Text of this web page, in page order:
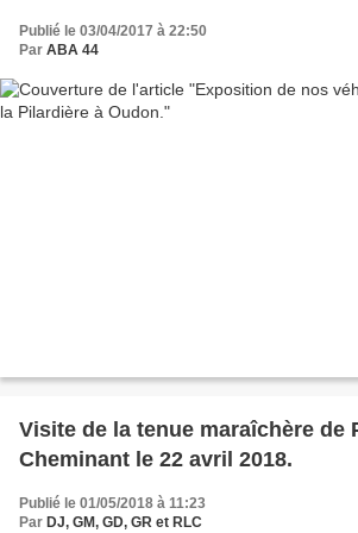
Publié le 03/04/2017 à 22:50
Par ABA 44
Visite de la tenue maraîchère de
Cheminant le 22 avril 2018.
Publié le 01/05/2018 à 11:23
Par DJ, GM, GD, GR et RLC